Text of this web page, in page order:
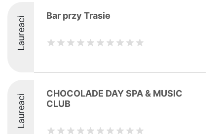
Laureaci Bar przy Trasie
Laureaci
CHOCOLADE DAY SPA & MUSIC
CLUB